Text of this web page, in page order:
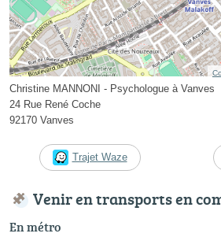
Christine MANNONI - Psychologue à Vanves
24 Rue René Coche
92170 Vanves
Trajet Waze
Venir en transports en
En métro